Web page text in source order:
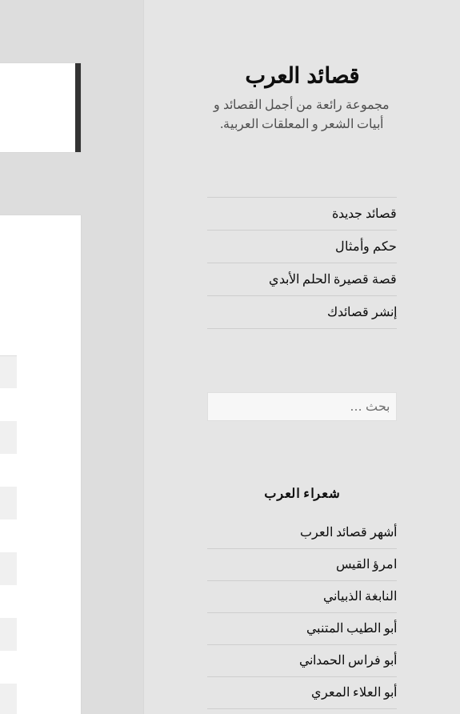
قصائد العرب
مجموعة رائعة من أجمل القصائد و
أبيات الشعر و المعلقات العربية.
قصائد جديدة
حكم وأمثال
قصة قصيرة الحلم الأبدي
إنشر قصائدك
شعراء العرب
أشهر قصائد العرب
امرؤ القيس
النابغة الذبياني
أبو الطيب المتنبي
أبو فراس الحمداني
أبو العلاء المعري